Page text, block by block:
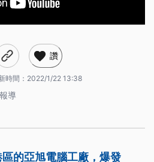
讚
時間： 2022/1/22 13:38
導
的亞旭電腦工廠，爆發